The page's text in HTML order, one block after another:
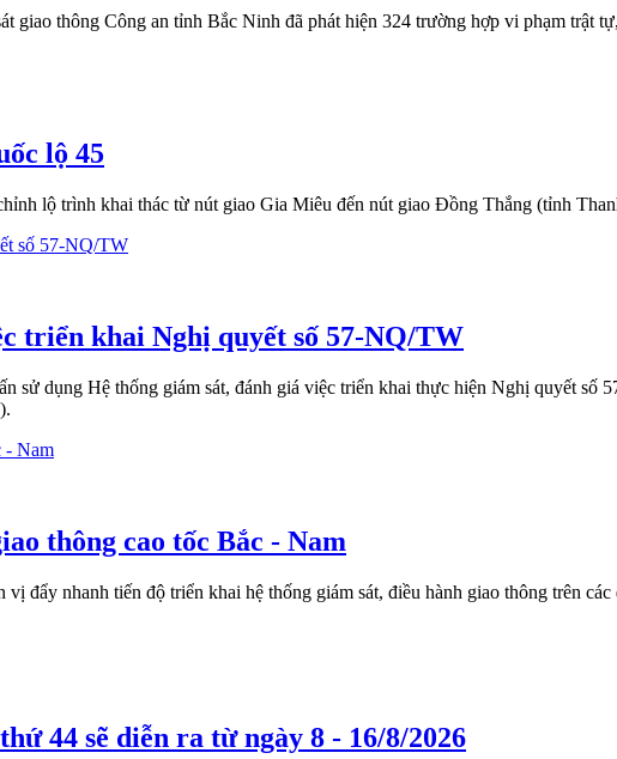
giao thông Công an tỉnh Bắc Ninh đã phát hiện 324 trường hợp vi phạm trật
lộ 45
lộ trình khai thác từ nút giao Gia Miêu đến nút giao Đồng Thắng (tỉnh
triển khai Nghị quyết số 57-NQ/TW
dụng Hệ thống giám sát, đánh giá việc triển khai thực hiện Nghị quyết số
thông cao tốc Bắc - Nam
nhanh tiến độ triển khai hệ thống giám sát, điều hành giao thông trên
44 sẽ diễn ra từ ngày 8 - 16/8/2026